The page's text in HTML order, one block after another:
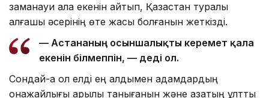
заманауи қала екенін айтып, Қазақстан туралы
алғашқы әсерінің өте жақсы болғанын жеткізді.
— Астананың осыншалықты керемет қала
екенін білмеппін, — деді ол.
Сондай-ақ ол елді ең алдымен адамдардың
қонақжайлығы арқылы танығанын және қазақтың ұлттық